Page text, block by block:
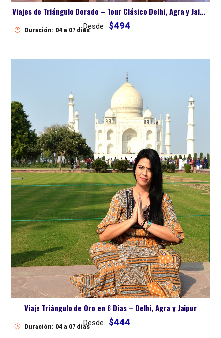
Viajes de Triángulo Dorado – Tour Clásico Delhi, Agra y Jaipur
Desde $494
Duración: 04 a 07 dias
Viaje Triángulo de Oro en 6 Días – Delhi, Agra y Jaipur
Desde $444
Duración: 04 a 07 dias